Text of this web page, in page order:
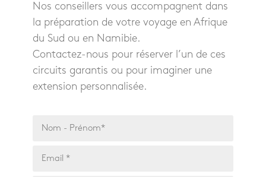
Nos conseillers vous accompagnent dans
la préparation de votre voyage en Afrique
du Sud ou en Namibie.
Contactez-nous pour réserver l’un de ces
circuits garantis ou pour imaginer une
extension personnalisée.